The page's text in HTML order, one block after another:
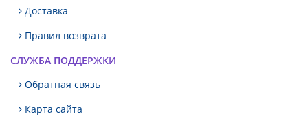
Доставка
Правил возврата
СЛУЖБА ПОДДЕРЖКИ
Обратная связь
Карта сайта